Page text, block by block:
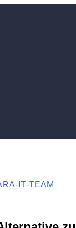
IT-TEAM